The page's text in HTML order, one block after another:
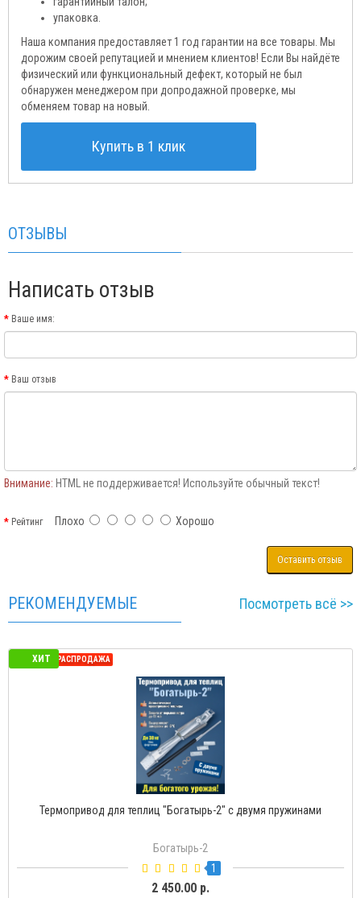
упаковка.
Наша компания предоставляет 1 год гарантии на все товары. Мы
дорожим своей репутацией и мнением клиентов! Если Вы найдёте
физический или функциональный дефект, который не был
обнаружен менеджером при допродажной проверке, мы
обменяем товар на новый.
Купить в 1 клик
ОТЗЫВЫ
Написать отзыв
Ваше имя:
Ваш отзыв
Внимание: HTML не поддерживается! Используйте обычный текст!
РейтингПлохо Хорошо
Оставить отзыв
РЕКОМЕНДУЕМЫЕ Посмотреть всё >>
ХИТ
СЕЗОННАЯ РАСПРОДАЖА
Термопривод для теплиц "Богатырь-2" с двумя пружинами
Богатырь-2
1
2 450.00 р.